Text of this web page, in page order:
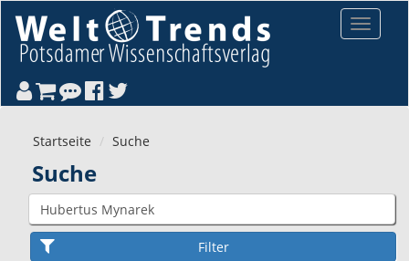
Toggle
Startseite Suche
Suche